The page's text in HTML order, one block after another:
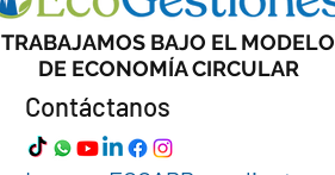
TRABAJAMOS BAJO EL MODELO
DE ECONOMÍA CIRCULAR
Contáctanos